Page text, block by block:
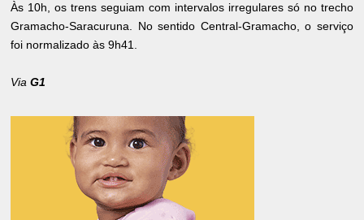
Às 10h, os trens seguiam com intervalos irregulares só no trecho
Gramacho-Saracuruna. No sentido Central-Gramacho, o serviço
foi normalizado às 9h41.
ViaG1